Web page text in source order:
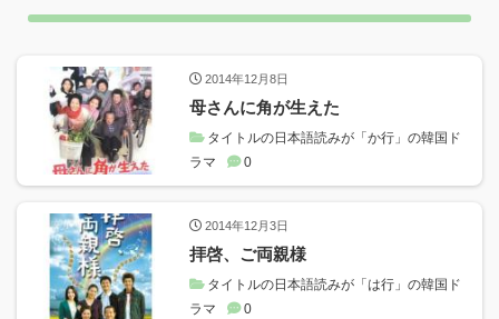
2014年12月8日
母さんに角が生えた
タイトルの日本語読みが「か行」の韓国ド
ラマ
0
2014年12月3日
拝啓、ご両親様
タイトルの日本語読みが「は行」の韓国ド
ラマ
0